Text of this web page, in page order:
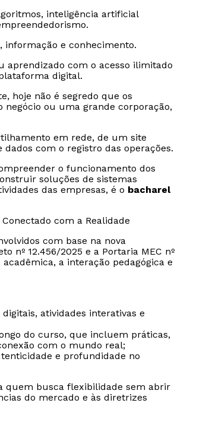
inteligência artificial
informação e conhecimento.
aprendizado com o acesso ilimitado
digital.
hoje não é segredo que os
negócio ou uma grande corporação,
em rede, de um site
com o registro das operações.
o funcionamento dos
soluções de sistemas
das empresas, é o bacharel
com a Realidade
com base na nova
nº 12.456/2025 e a Portaria MEC nº
a interação pedagógica e
atividades interativas e
do curso, que incluem práticas,
com o mundo real;
e profundidade no
quem busca flexibilidade sem abrir
do mercado e às diretrizes